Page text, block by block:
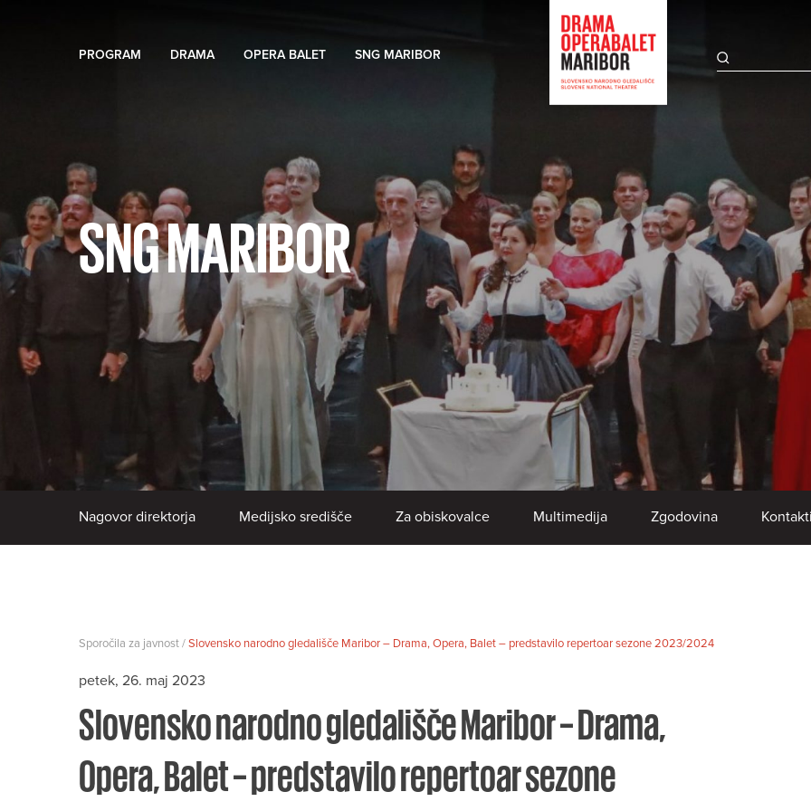
PROGRAM DRAMA OPERA BALET SNG MARIBOR
SNG MARIBOR
Nagovor direktorja Medijsko središče Za obiskovalce Multimedija Zgodovina
Sporočila za javnost /Slovensko narodno gledališče Maribor – Drama, Opera, Balet – predstavilo repertoar sezone 2023/2024
petek, 26. maj 2023
Slovensko narodno gledališče Maribor – Drama,
Opera, Balet – predstavilo repertoar sezone